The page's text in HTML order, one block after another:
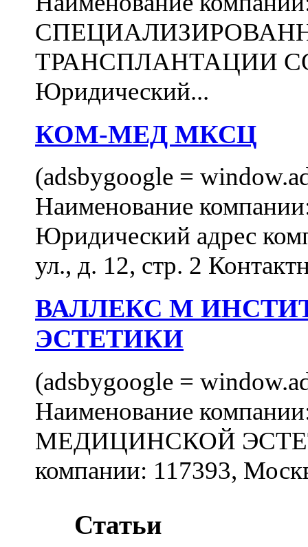
ТРАНСПЛАНТАЦИИ
Юридический...
КОМ-МЕД МКСЦ
(adsbygoogle =
Наименование
Юридический адрес
ул., д. 12, стр. 2
ВАЛЛЕКС М
ЭСТЕТИКИ
(adsbygoogle =
Наименование
МЕДИЦИНСКОЙ
компании: 117393,
Статьи